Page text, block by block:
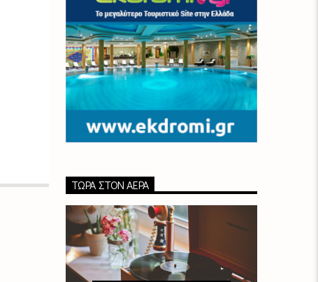
ΤΏΡΑ ΣΤΟΝ ΑΈΡΑ